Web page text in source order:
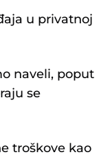
u privatnoj
naveli, poput
se
troškove kao